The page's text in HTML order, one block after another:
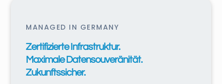
MANAGED IN GERMANY
Zertifizierte Infrastruktur.
Maximale Datensouveränität.
Zukunftssicher.